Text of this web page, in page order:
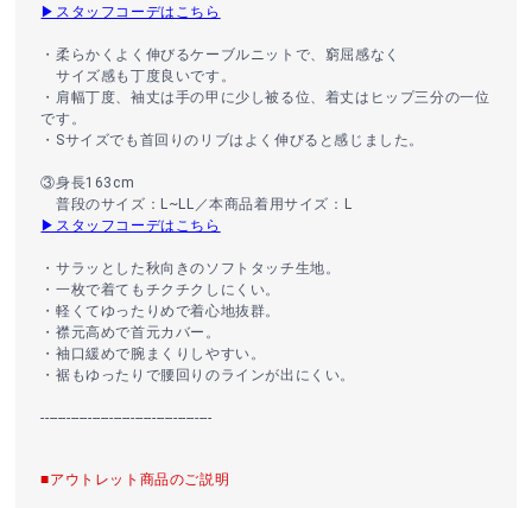
▶スタッフコーデはこちら
・柔らかくよく伸びるケーブルニットで、窮屈感なく
サイズ感も丁度良いです。
・肩幅丁度、袖丈は手の甲に少し被る位、着丈はヒップ三分の一位
です。
・Sサイズでも首回りのリブはよく伸びると感じました。
③身長163cm
普段のサイズ：L~LL／本商品着用サイズ：L
▶スタッフコーデはこちら
・サラッとした秋向きのソフトタッチ生地。
・一枚で着てもチクチクしにくい。
・軽くてゆったりめで着心地抜群。
・襟元高めで首元カバー。
・袖口緩めで腕まくりしやすい。
・裾もゆったりで腰回りのラインが出にくい。
----------------------------------------
■アウトレット商品のご説明